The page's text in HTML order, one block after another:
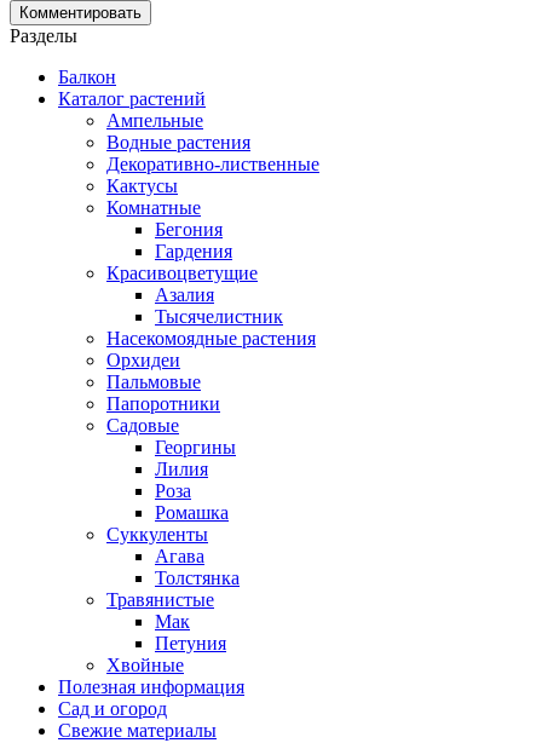
Разделы
Балкон
Каталог растений
Ампельные
Водные растения
Декоративно-лиственные
Кактусы
Комнатные
Бегония
Гардения
Красивоцветущие
Азалия
Тысячелистник
Насекомоядные растения
Орхидеи
Пальмовые
Папоротники
Садовые
Георгины
Лилия
Роза
Ромашка
Суккуленты
Агава
Толстянка
Травянистые
Мак
Петуния
Хвойные
Полезная информация
Сад и огород
Свежие материалы